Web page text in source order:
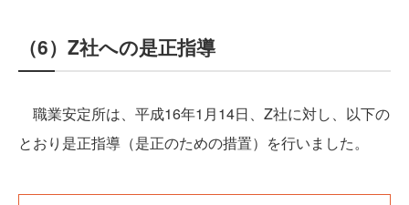
（6）Z社への是正指導
職業安定所は、平成16年1月14日、Z社に対し、以下の
とおり是正指導（是正のための措置）を行いました。